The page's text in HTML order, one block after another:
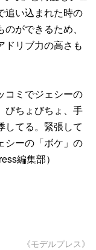
追い込まれた時の
ができるため、
ドリブ力の高さも
コミでジェシーの
びちょびちょ、手
してる。緊張して
シーの「ボケ」の
編集部）
《モデルプレス》